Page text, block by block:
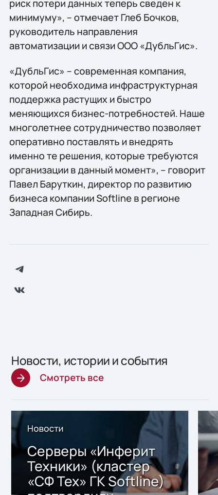
риск потери данных теперь сведен к
минимуму», – отмечает Глеб Бочков,
руководитель направления
автоматизации и связи ООО «ДубльГис».
«ДубльГис» – современная компания,
которой необходима инфраструктурная
поддержка растущих и быстро
меняющихся бизнес-потребностей. Наше
многолетнее сотрудничество позволяет
оперативно поставлять и внедрять
именно те решения, которые требуются
организации в данный момент», – говорит
Павел Баруткин, директор по развитию
бизнеса компании Softline в регионе
Западная Сибирь.
Новости, истории и события
Смотреть все
Новости
Серверы «Инферит
Техники» (кластер
«СФ Тех» ГК Softline)